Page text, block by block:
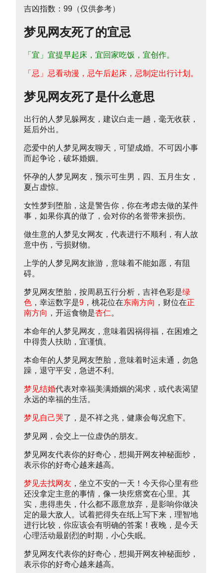
吉凶指数：99（仅供参考）
梦见网友死了的宜忌
「宜」宜提早起床，宜回家吃饭，宜创作。
「忌」忌看动漫，忌午后起床，忌制定出行计划。
梦见网友死了是什么意思
出行的人梦见躲网友，建议白走一趟，毫无收获，
延后外出。
恋爱中的人梦见网友聊天，可望成婚。不可因小事
而起争论，破坏婚姻。
怀孕的人梦见网友，预示可生男，四、五月生女，
夏占虚惊。
女性梦到堕胎，这是警告你，你在考虑去做的某件
事，如果你真的做了，会对你的名誉带来损伤。
做生意的人梦见女网友，代表进行不顺利，有人故
意中伤，亏损财物。
上学的人梦见网友旅游，意味着不能如愿，有阻
碍。
梦见网友堕胎，按周易五行分析，吉祥色彩是绿
色 ，幸运数字是9 ，桃花位在东南方向 ，财位在正
南方向 ，开运食物是杏仁。
本命年的人梦见网友，意味着因祸得福，在困难之
中得贵人扶助，宜谨慎。
本命年的人梦见网友堕胎，意味着时运未通，勿急
躁，退守平安，急进不利。
梦见结婚代表对幸福美满婚姻的渴求，或代表渴望
永远的幸福的生活。
梦见自己哭了，是不祥之兆，健康会每况愈下。
梦见网，会交上一位虚伪的朋友。
梦见网友代表你的好奇心，想揭开网友神秘面纱，
表示你的好奇心越来越高。
梦见去找网友 ，坐立不安的一天！今天你心里有些
还没拿定主意的事情，像一块疙瘩窝在心里。其
实，患得患失，什么都不愿意放弃，是影响你做决
定的最大敌人。试着把得失在纸上写下来，理智地
进行比较，你应该会有明确的答案！夜晚，是今天
心理活动最剧烈的时期，小心失眠。
梦见网友代表你的好奇心，想揭开网友神秘面纱，
表示你的好奇心越来越高。